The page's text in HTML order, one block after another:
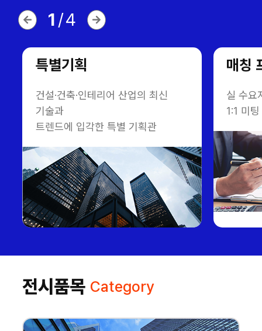
1 /4
특별기획
건설·건축·인테리어 산업의 최신
기술과
트렌드에 입각한 특별 기획관
매칭
실 수요
1:1 미
전시품목 Category